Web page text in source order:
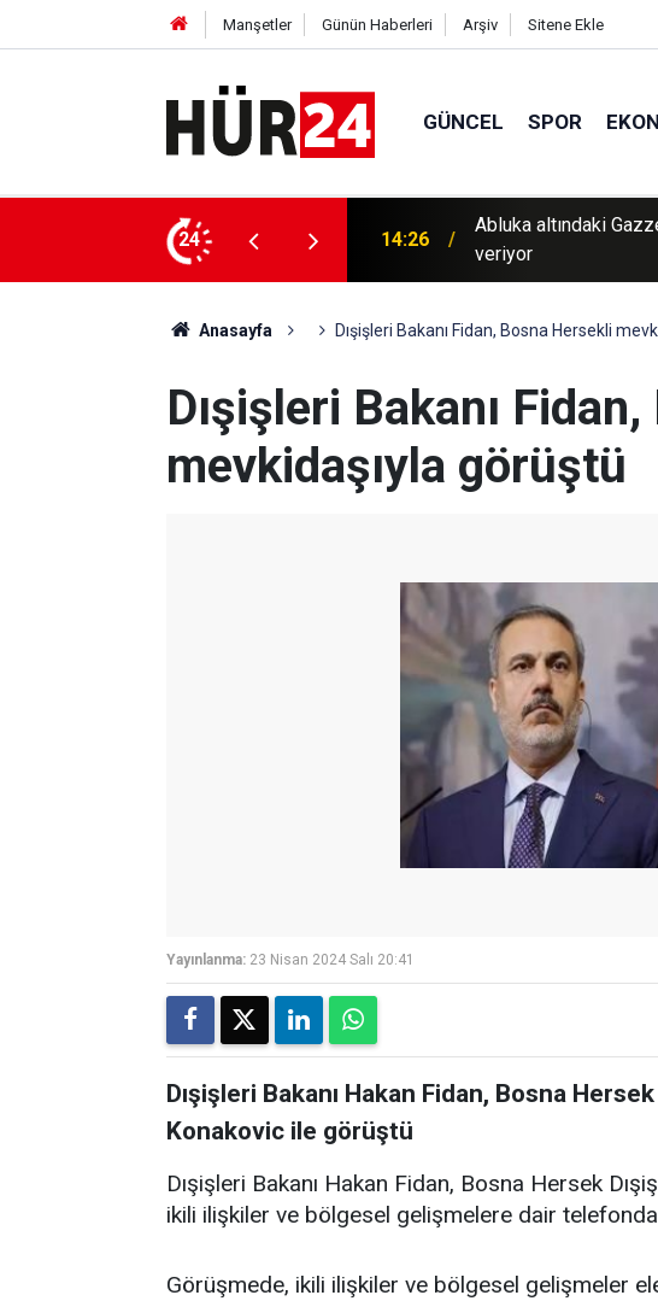
Manşetler Günün Haberleri Arşiv Sitene Ekle
GÜNCEL SPOR
24
sıcaklarda hayatta kalma mücadelesi
13:56 Gaziantep’te silah
Anasayfa Dışişleri Bakanı Fidan, Bosna Hersekli
Dışişleri Bakanı
mevkidaşıyla görüştü
Yayınlanma: 23 Nisan 2024 Salı 20:41
Dışişleri Bakanı Hakan Fidan, Bosna
Konakovic ile görüştü
Dışişleri Bakanı Hakan Fidan, Bosna Hersek
ikili ilişkiler ve bölgesel gelişmelere dair
Görüşmede, ikili ilişkiler ve bölgesel gelişmeler